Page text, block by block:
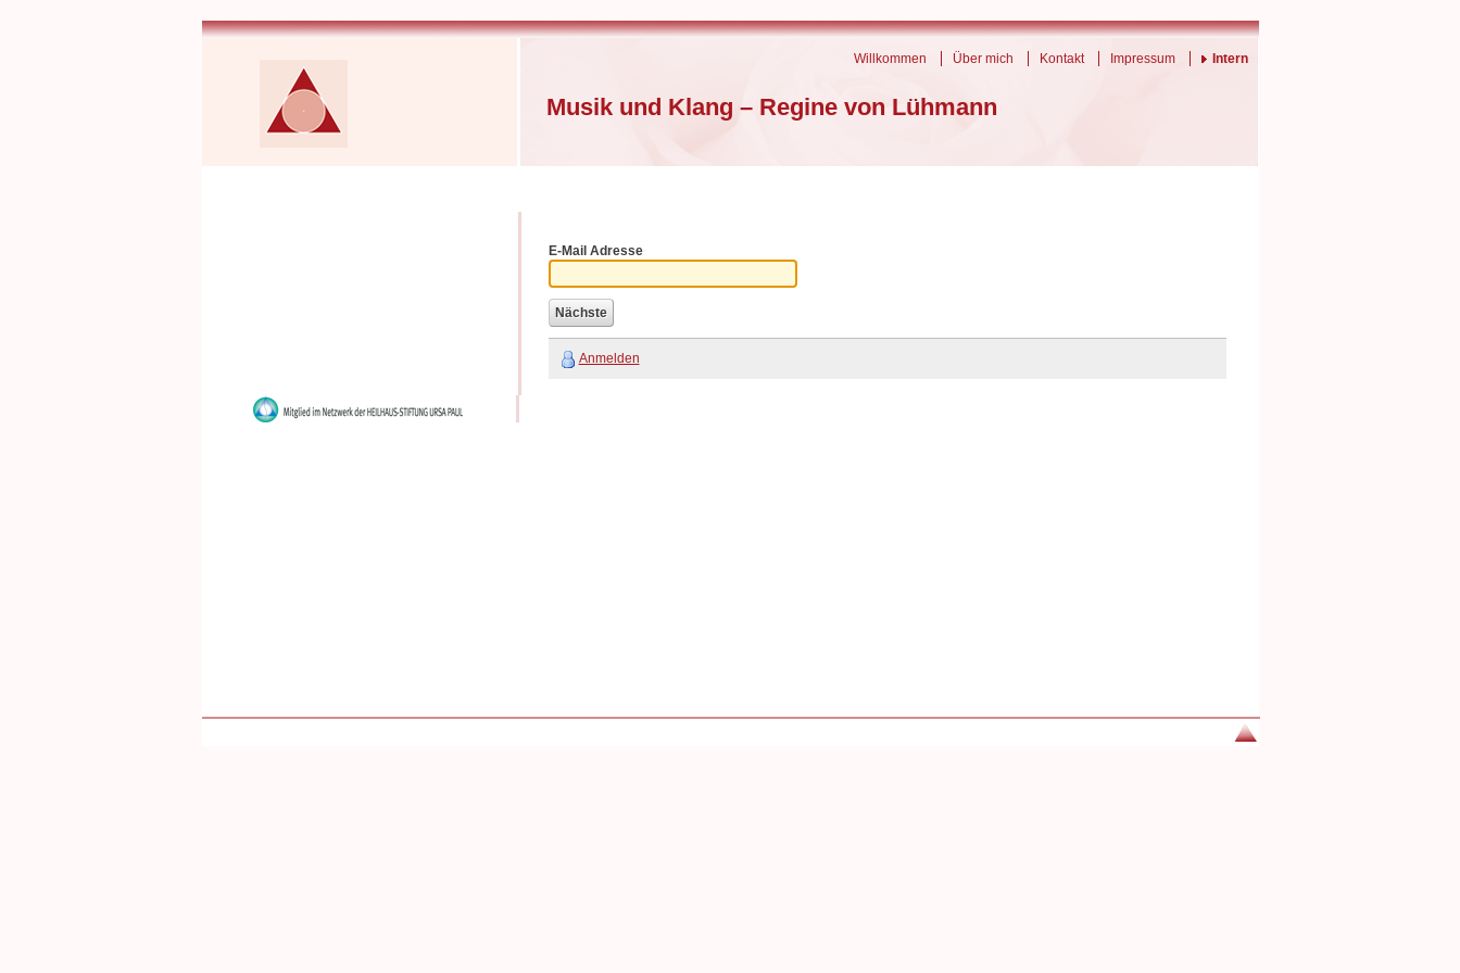
Musik und Klang – Regine von Lühmann
Willkommen Über mich Kontakt Impressum Intern
E-Mail Adresse
Anmelden